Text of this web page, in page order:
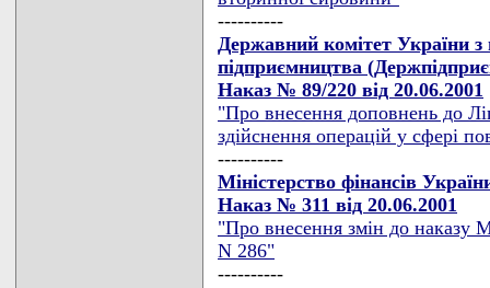
----------
Державний комітет України з
підприємництва
Наказ № 89/220 від 20.06.2001
"Про внесення доповнень до
здійснення операцій у сфері
----------
Міністерство фінансів
Наказ № 311 від 20.06.2001
"Про внесення змін до наказу
N 286"
----------